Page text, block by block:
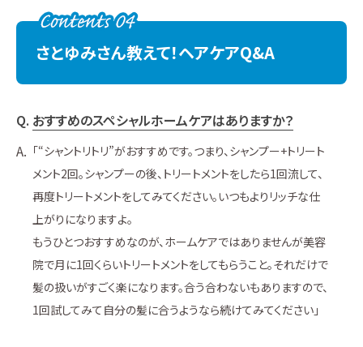
さとゆみさん教えて！ヘアケアQ&A
おすすめのスペシャルホームケアはありますか？
「“シャントリトリ”がおすすめです。つまり、シャンプー+トリート
メント2回。シャンプーの後、トリートメントをしたら1回流して、
再度トリートメントをしてみてください。いつもよりリッチな仕
上がりになりますよ。
もうひとつおすすめなのが、ホームケアではありませんが美容
院で月に1回くらいトリートメントをしてもらうこと。それだけで
髪の扱いがすごく楽になります。合う合わないもありますので、
1回試してみて自分の髪に合うようなら続けてみてください」